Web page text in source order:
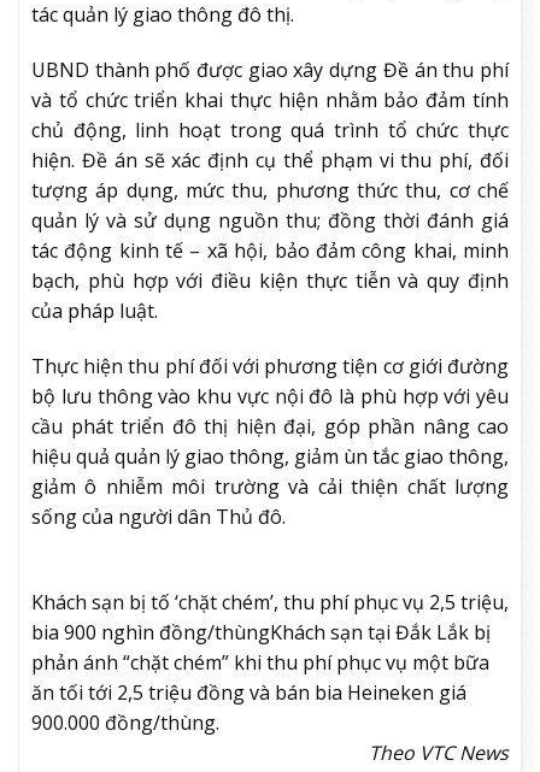
tác quản lý giao thông đô thị.
UBND thành phố được giao xây dựng Đề án thu phí
và tổ chức triển khai thực hiện nhằm bảo đảm tính
chủ động, linh hoạt trong quá trình tổ chức thực
hiện. Đề án sẽ xác định cụ thể phạm vi thu phí, đối
tượng áp dụng, mức thu, phương thức thu, cơ chế
quản lý và sử dụng nguồn thu; đồng thời đánh giá
tác động kinh tế – xã hội, bảo đảm công khai, minh
bạch, phù hợp với điều kiện thực tiễn và quy định
của pháp luật.
Thực hiện thu phí đối với phương tiện cơ giới đường
bộ lưu thông vào khu vực nội đô là phù hợp với yêu
cầu phát triển đô thị hiện đại, góp phần nâng cao
hiệu quả quản lý giao thông, giảm ùn tắc giao thông,
giảm ô nhiễm môi trường và cải thiện chất lượng
sống của người dân Thủ đô.
Khách sạn bị tố ‘chặt chém’, thu phí phục vụ 2,5 triệu,
bia 900 nghìn đồng/thùngKhách sạn tại Đắk Lắk bị
phản ánh “chặt chém” khi thu phí phục vụ một bữa
ăn tối tới 2,5 triệu đồng và bán bia Heineken giá
900.000 đồng/thùng.
Theo VTC News